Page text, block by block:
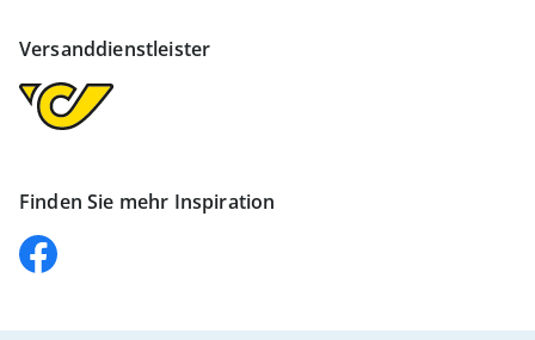
Versanddienstleister
Finden Sie mehr Inspiration